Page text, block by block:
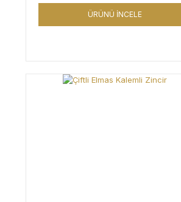
ÜRÜNÜ İNCELE